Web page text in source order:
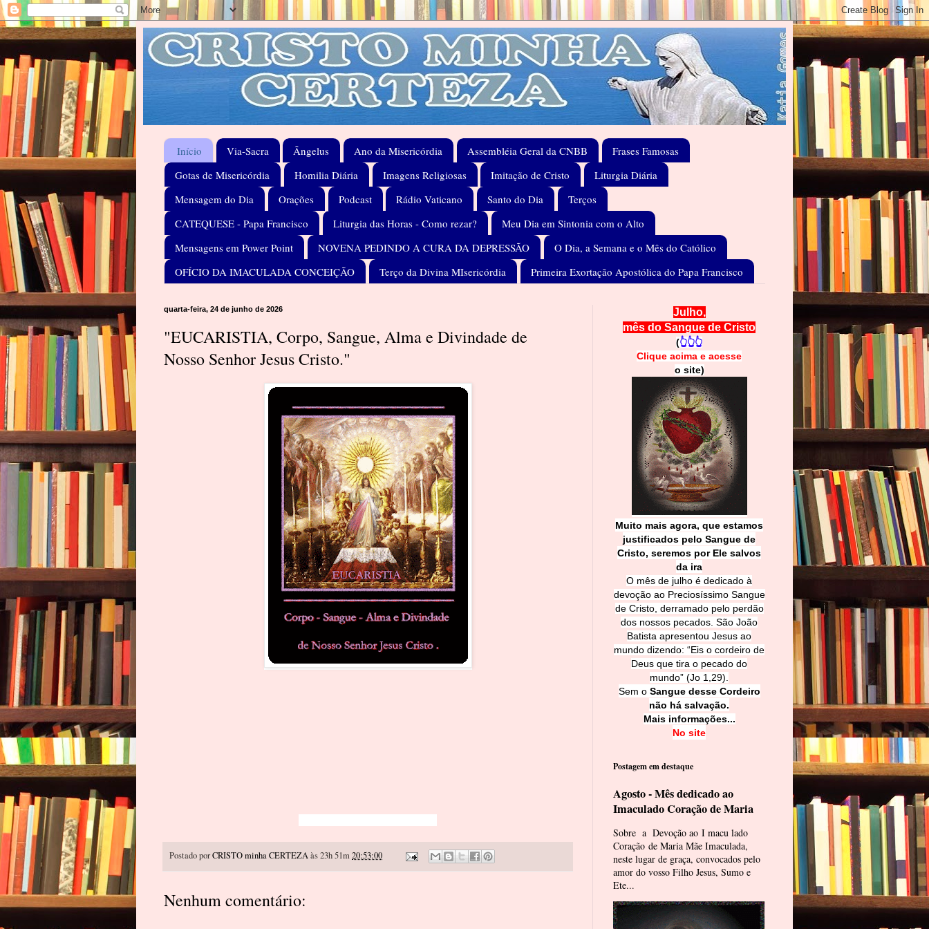
Início Via-Sacra Ângelus Ano da Misericórdia Assembléia Geral da CNBB
Frases Famosas
Gotas de Misericórdia
Homilia Diária Imagens Religiosas Imitação de Cristo
Liturgia Diária
Mensagem do Dia
Orações Podcast Rádio Vaticano Santo do Dia
Terços
CATEQUESE - Papa Francisco
Liturgia das Horas - Como rezar?
Meu Dia em Sintonia com o Alto
Mensagens em Power Point
NOVENA PEDINDO A CURA DA DEPRESSÃO
O Dia, a Semana e o Mês do Católico
OFÍCIO DA IMACULADA CONCEIÇÃO
Terço da Divina MIsericórdia Primeira Exortação Apostólica do Papa Francisco
quarta-feira, 24 de junho de 2026
"EUCARISTIA, Corpo, Sangue, Alma e Divindade de
Nosso Senhor Jesus Cristo."
Postado porCRISTO minha CERTEZAàs 23h 51m20:53:00
Nenhum comentário:
Julho,
mês do Sangue de Cristo
(👆👆👆
Clique acima e acesse
o site)
Muito mais agora, que estamos
justificados pelo Sangue de
Cristo, seremos por Ele salvos
da ira
O mês de julho é dedicado à
devoção ao Preciosíssimo Sangue
de Cristo, derramado pelo perdão
dos nossos pecados. São João
Batista apresentou Jesus ao
mundo dizendo: “Eis o cordeiro de
Deus que tira o pecado do
mundo” (Jo 1,29).
Sem o Sangue desse Cordeiro
não há salvação.
Mais informações...
No site
Postagem em destaque
Agosto - Mês dedicado ao
Imaculado Coração de Maria
Sobre a Devoção ao I macu lado
Coração de Maria Mãe Imaculada,
neste lugar de graça, convocados pelo
amor do vosso Filho Jesus, Sumo e
Ete...